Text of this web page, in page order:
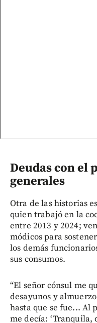
Deudas con el
generales
Otra de las historias
quien trabajó en la
entre 2013 y 2024;
módicos para
los demás
sus consumos.
“El señor cónsul me
desayunos y
hasta que se fue... Al
me decía: ‘Tranquila,